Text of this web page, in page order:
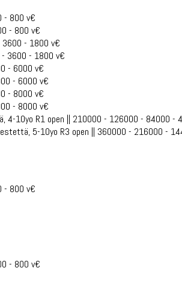
- 800 v€
- 800 v€
- 1800 v€
3600 - 1800 v€
- 6000 v€
- 6000 v€
- 8000 v€
- 8000 v€
4-10yo R1 open || 210000 - 126000 - 84000 -
5-10yo R3 open || 360000 - 216000 -
- 800 v€
- 800 v€